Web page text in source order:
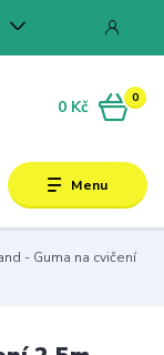
Menu
0
0 Kč
- Guma na cvičení